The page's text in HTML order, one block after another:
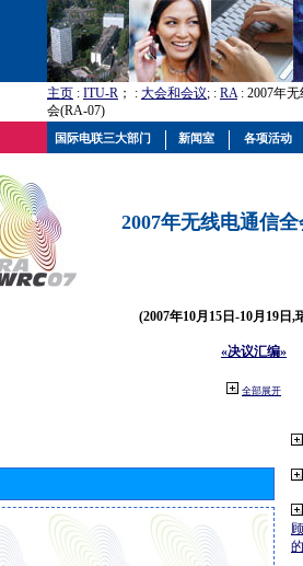
主页 : ITU-R ； : 大会和会议; : RA: 2007年
会(RA-07)
2007年无线电通信
(2007年10月15日-10月19日,
«决议汇编»
全部展开
国际电联三大部门 新闻室 各项活动